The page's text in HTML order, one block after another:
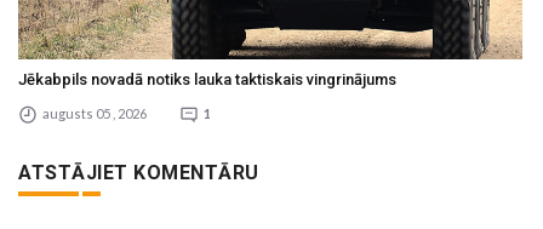
Jēkabpils novadā notiks lauka taktiskais vingrinājums
augusts 05 , 2026 1
ATSTĀJIET KOMENTĀRU